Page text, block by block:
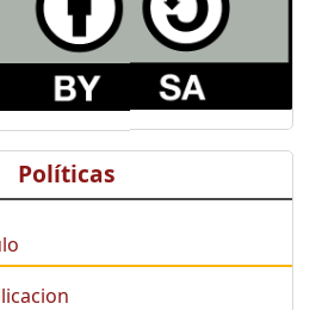
Políticas